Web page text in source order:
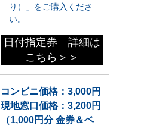
り）」をご購入くださ
い。
日付指定券 詳細は
こちら＞＞
コンビニ価格：3,000円
現地窓口価格：3,200円
（1,000円分 金券＆ベ